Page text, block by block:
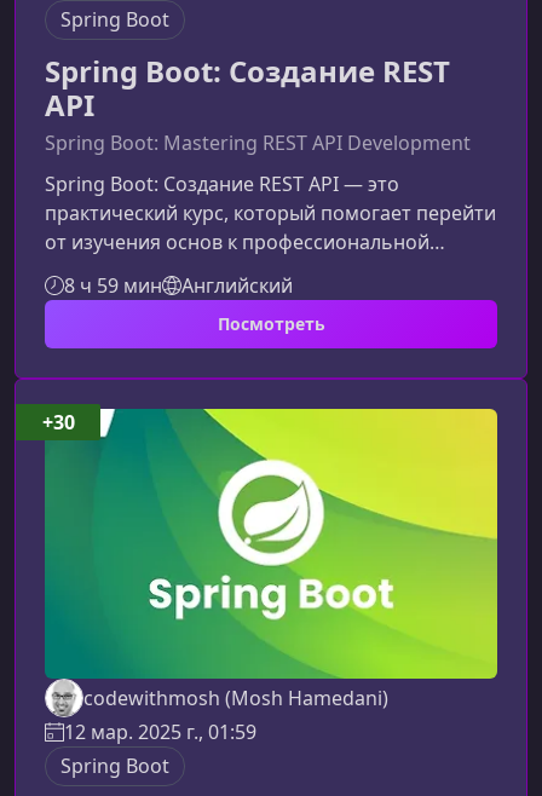
Spring Boot
Spring Boot: Создание REST
API
Spring Boot: Mastering REST API Development
Spring Boot: Создание REST API — это
практический курс, который помогает перейти
от изучения основ к профессиональной
разработке. Здесь вы научитесь создавать
чистые, модульные и безопасные
backend‑сервисы, применяя лучшие практики,
этот курсЭтот курс является второй частью
большого практического пути по Spring Boot.
Если на первом этапе вы освоили фундамент,
то теперь перейдёте к созданию полноценног
8 ч 59 мин Английский
Посмотреть
codewithmosh (Mosh Hamedani)
12 мар. 2025 г., 01:59
Spring Boot
+30